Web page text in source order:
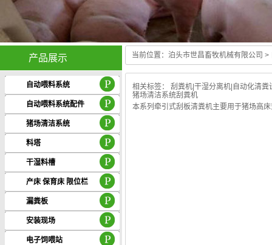
产品展示
Guang hui stoves center
自动喂料系统
自动喂料系统配件
猪场清洁系统
料塔
干湿料槽
产床 保育床 限位栏
漏粪板
安装现场
电子饲喂站
当前位置： 泊头市世昌畜牧机械有限公司 >
相关标签： 刮粪机 干湿分离机 自动化清粪
猪场清洁系统刮粪机
本系列牵引式刮板清粪机主要用于猪场高